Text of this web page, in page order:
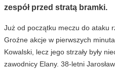
zespół przed stratą bramki.
Już od początku meczu do ataku
Groźne akcje w pierwszych
Kowalski, lecz jego strzały były
zawodnicy Elany. 38-letni